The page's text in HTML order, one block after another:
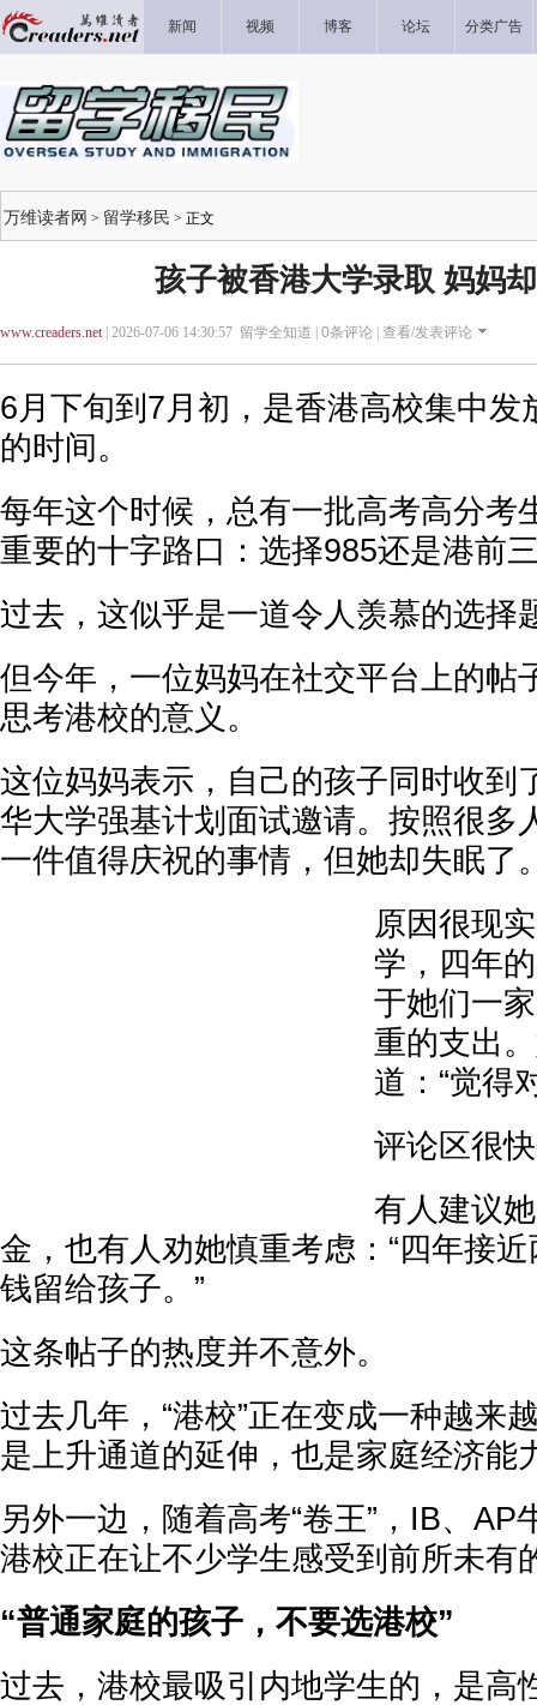
新闻 视频 博客 论坛 分类广告
万维读者网 > 留学移民 > 正文
孩子被香港大学录取 妈妈
www.creaders.net| 2026-07-06 14:30:57 留学全知道 | 0条评论 | 查看/发表评论
6月下旬到7月初，是香港高校集中发
的时间。
每年这个时候，总有一批高考高分考
重要的十字路口：选择985还是港前
过去，这似乎是一道令人羡慕的选择
但今年，一位妈妈在社交平台上的帖
思考港校的意义。
这位妈妈表示，自己的孩子同时收到
华大学强基计划面试邀请。按照很多
一件值得庆祝的事情，但她却失眠了
原因很现
学，四年
于她们一
重的支出
道：“觉得
评论区很
有人建议
金，也有人劝她慎重考虑：“四年接
钱留给孩子。”
这条帖子的热度并不意外。
过去几年，“港校”正在变成一种越来
是上升通道的延伸，也是家庭经济能
另外一边，随着高考“卷王”，IB、AP
港校正在让不少学生感受到前所未有
“普通家庭的孩子，不要选港校”
过去，港校最吸引内地学生的，是高